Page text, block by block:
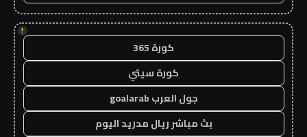
!
كورة 365
كورة سيتي
جول العرب goalarab
بث مباشر ريال مدريد اليوم